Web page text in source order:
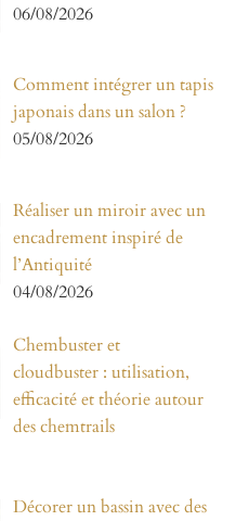
06/08/2026
Comment intégrer un tapis
japonais dans un salon ?
05/08/2026
Réaliser un miroir avec un
encadrement inspiré de
l’Antiquité
04/08/2026
Chembuster et
cloudbuster : utilisation,
efficacité et théorie autour
des chemtrails
Décorer un bassin avec des